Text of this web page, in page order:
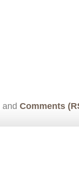
and Comments